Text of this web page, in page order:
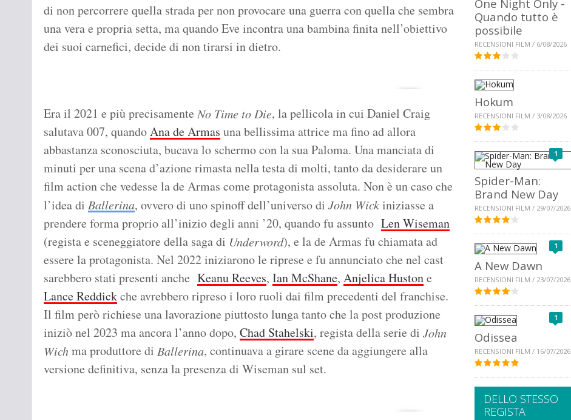
di non percorrere quella strada per non provocare una guerra con quella che sembra
una vera e propria setta, ma quando Eve incontra una bambina finita nell’obiettivo
dei suoi carnefici, decide di non tirarsi in dietro.
Era il 2021 e più precisamente No Time to Die, la pellicola in cui Daniel Craig
salutava 007, quandoAna de Armas una bellissima attrice ma fino ad allora
abbastanza sconosciuta, bucava lo schermo con la sua Paloma. Una manciata di
minuti per una scena d’azione rimasta nella testa di molti, tanto da desiderare un
film action che vedesse la de Armas come protagonista assoluta. Non è un caso che
l’idea di Ballerina, ovvero di uno spinoff dell’universo di John Wickiniziasse a
prendere forma proprio all’inizio degli anni ’20, quando fu assunto Len Wiseman
(regista e sceneggiatore della saga di Underword), e la de Armas fu chiamata ad
essere la protagonista. Nel 2022 iniziarono le riprese e fu annunciato che nel cast
sarebbero stati presenti anche Keanu Reeves, Ian McShane, Anjelica Hustone
Lance Reddickche avrebbero ripreso i loro ruoli dai film precedenti del franchise.
Il film però richiese una lavorazione piuttosto lunga tanto che la post produzione
iniziò nel 2023 ma ancora l’anno dopo, Chad Stahelski, regista della serie di John
Wichma produttore di Ballerina, continuava a girare scene da aggiungere alla
versione definitiva, senza la presenza di Wiseman sul set.
One Night Only -
Quando tutto è
possibile
RECENSIONI FILM / 6/08/2026
Hokum
RECENSIONI FILM / 3/08/2026
1
Spider-Man:
Brand New Day
RECENSIONI FILM / 29/07/2026
1
A New Dawn
RECENSIONI FILM / 23/07/2026
1
Odissea
RECENSIONI FILM / 16/07/2026
DELLO STESSO
REGISTA